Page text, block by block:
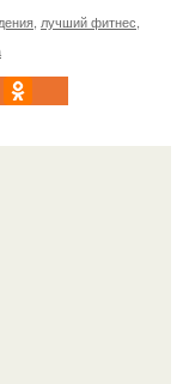
лучший фитнес